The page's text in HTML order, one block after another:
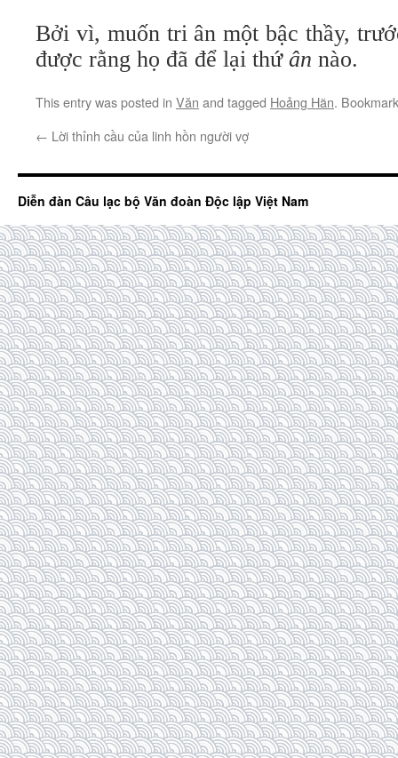
Bởi vì, muốn tri ân một bậc thầy,
được rằng họ đã để lại thứ ân nào.
This entry was posted in Văn and tagged Hoảng Hãn.
← Lời thỉnh cầu của linh hồn người vợ
Diễn đàn Câu lạc bộ Văn đoàn Độc lập Việt Nam